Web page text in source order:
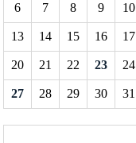
6 7 8 9 10
13 14 15 16 17
20 21 22 23 24
27 28 29 30 31